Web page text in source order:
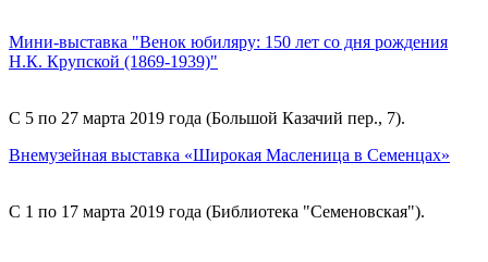
Мини-выставка "Венок юбиляру: 150 лет со дня рождения
Н.К. Крупской (1869-1939)"
С 5 по 27 марта 2019 года (Большой Казачий пер., 7).
Внемузейная выставка «Широкая Масленица в Семенцах»
С 1 по 17 марта 2019 года (Библиотека "Семеновская").